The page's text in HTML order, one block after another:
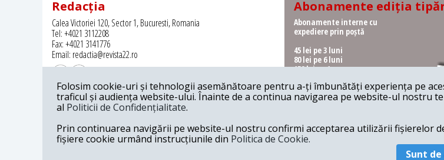
Redacția
Calea Victoriei 120, Sector 1, Bucuresti, Romania
Tel: +4021 3112208
Fax: +4021 3141776
Email: redactia@revista22.ro
Revista 22 este editata de
Abonamente ediția
Abonamente interne cu
expediere prin poștă
45 lei pe 3 luni
80 lei pe 6 luni
150 lei pe 1 an
Abonamente interne cu
ridicare de la redacție
62 lei pe 6 luni
115 lei pe 1 an
Folosim cookie-uri și tehnologii asemănătoare pentru a-ți îmbunătăți experiența pe
traficul și audiența website-ului. Înainte de a continua navigarea pe website-ul nostru
al Politicii de Confidențialitate.
Prin continuarea navigării pe website-ul nostru confirmi acceptarea utilizării fișierelor
fișiere cookie urmând instrucțiunile din Politica de Cookie.
Sunt